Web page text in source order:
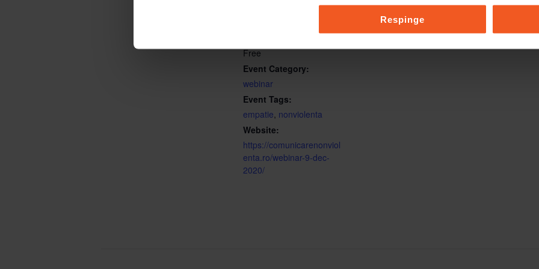
Respinge
Free
Event Category:
webinar
Event Tags:
empatie, nonviolenta
Website:
https://comunicarenonviol
enta.ro/webinar-9-dec-
2020/
vreau@comunicarenonvio
lenta.ro